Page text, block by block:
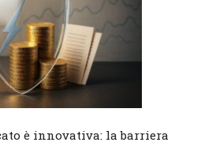
è innovativa: la barriera